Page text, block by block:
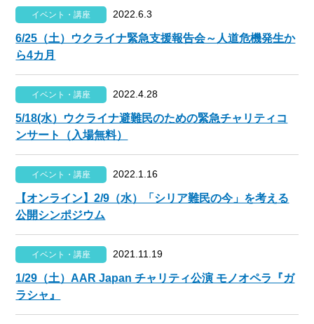
イベント・講座 2022.6.3
6/25（土）ウクライナ緊急支援報告会～人道危機発生か
ら4カ月
イベント・講座 2022.4.28
5/18(水）ウクライナ避難民のための緊急チャリティコ
ンサート（入場無料）
イベント・講座 2022.1.16
【オンライン】2/9（水）「シリア難民の今」を考える
公開シンポジウム
イベント・講座 2021.11.19
1/29（土）AAR Japan チャリティ公演 モノオペラ『ガ
ラシャ』